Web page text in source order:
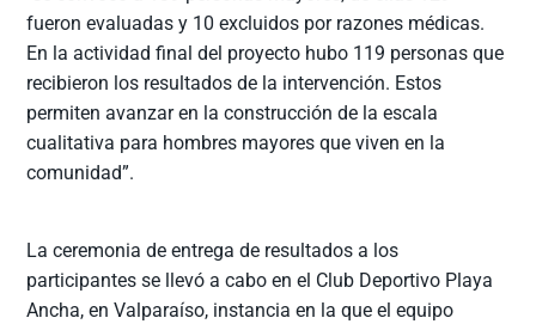
fueron evaluadas y 10 excluidos por razones médicas.
En la actividad final del proyecto hubo 119 personas que
recibieron los resultados de la intervención. Estos
permiten avanzar en la construcción de la escala
cualitativa para hombres mayores que viven en la
comunidad”.
La ceremonia de entrega de resultados a los
participantes se llevó a cabo en el Club Deportivo Playa
Ancha, en Valparaíso, instancia en la que el equipo